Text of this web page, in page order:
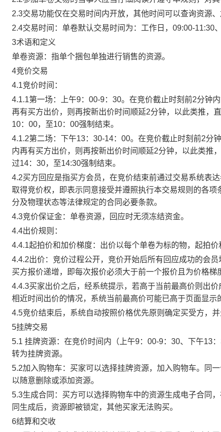
2.3交易功能仅在交易时间内开放，其他时间可以查询资源
2.4交易时间：单卷默认交易时间为：工作日，09:00-11:30
3术语和定义
单卷资源：指单个捆包单独进行销售的资源。
4竞价交易
4.1竞价时间：
4.1.1第一场：上午9：00-9：30。在竞价截止时刻前2分钟
再有买方出价，则再按新出价时间顺延2分钟，以此类推，
10：00，至10：00强制结束。
4.1.2第二场：下午13：30-14：00。在竞价截止时刻前2分
内再有买方出价，则再按新出价时间顺延2分钟，以此类推
过14：30，至14:30强制结束。
4.2买方回应是指买方会员，在竞价结束前通过交易系统表
取得竞价权，即表示同意接受并遵照执行本交易规则的各
分及物理状态等法律规定的合同必要条款。
4.3竞价保证金：单卷资源，回应时无须冻结资金。
4.4出价规则：
4.4.1起拍价和加价梯度：出价以每个单卷为标的物，起拍
4.4.2出价：竞价过程公开，竞价开始后所有回应成功的会
买方报价递增，即每次报价必须大于前一个报价且为价格
4.4.3买家出价之后，经系统提示，若高于当前最高价则出
相近时间出价的情况，系统当前最高价可能已高于页面显示
4.5竞价结束后，系统自动按照价格优先原则确定买受方，
5挂牌交易
5.1 挂牌资源：在竞价时间内（上午9：00-9：30、下午13
转为挂牌资源。
5.2加入购物车：买家可以选择挂牌资源，加入购物车。同
以随意删除或添加资源。
5.3生成合同：买方可以选择购物车中的资源生成电子合同
同生成后，资源即被锁定，其他买家无法购买。
6结算和交收